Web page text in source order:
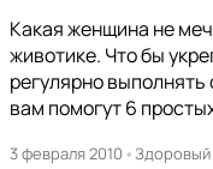
Какая женщина не
животике. Что бы
регулярно
вам помогут 6
3 февраля 2010 •